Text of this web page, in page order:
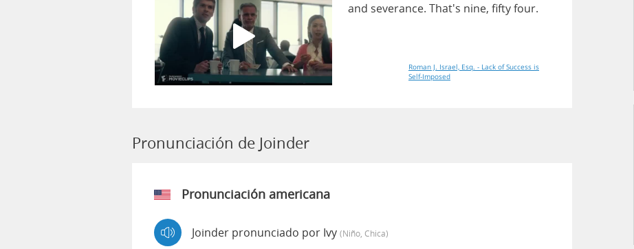
and severance. That's nine, fiftyfour.
Roman J. Israel, Esq. - Lack of Success is
Self-Imposed
Pronunciación de Joinder
Pronunciación americana
Joinder pronunciado por Ivy (niño, Chica)